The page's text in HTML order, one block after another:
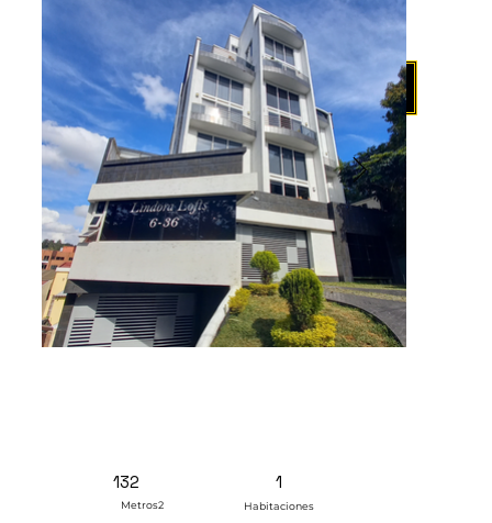
Agendar Visita
Renta
132
Metros2
1
Habitaciones